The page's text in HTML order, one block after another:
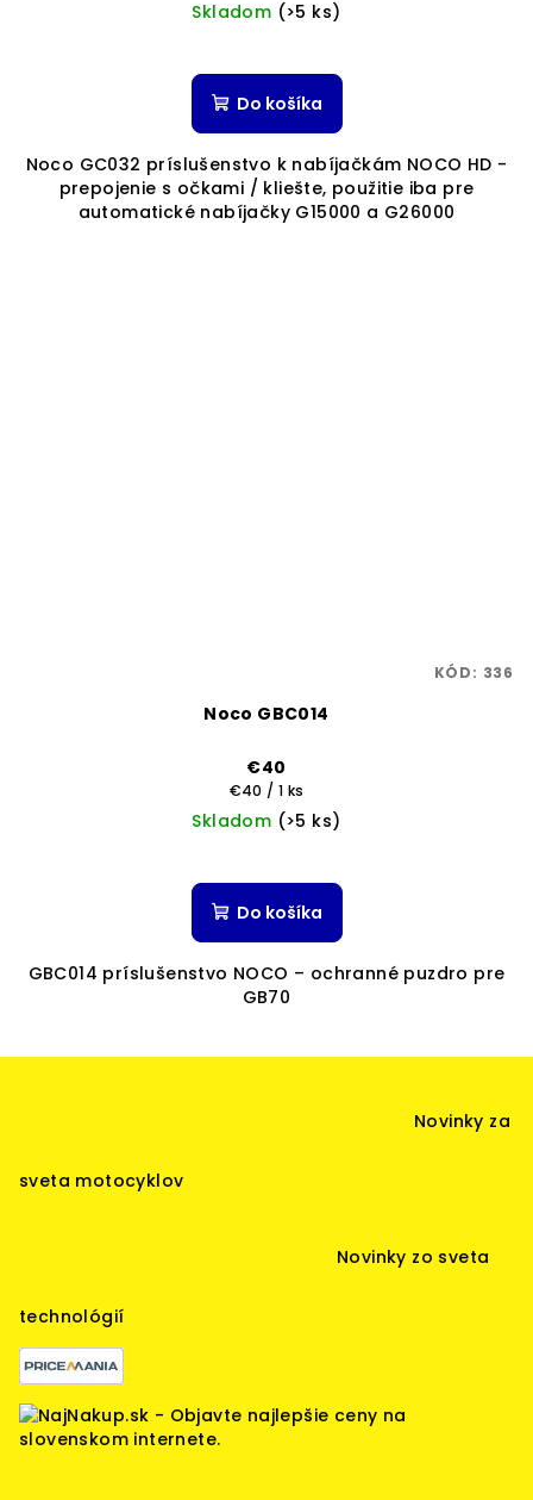
cena:
Skladom (>5 ks)
Do košíka
Noco GC032 príslušenstvo k nabíjačkám NOCO HD -
prepojenie s očkami / kliešte, použitie iba pre
automatické nabíjačky G15000 a G26000
Noco GBC014
€40
Jednotková
cena:
€40 / 1 ks
Skladom (>5 ks)
Do košíka
GBC014 príslušenstvo NOCO – ochranné puzdro pre
GB70
KÓD: 336
Novinky za
sveta motocyklov
Novinky zo sveta
technológií